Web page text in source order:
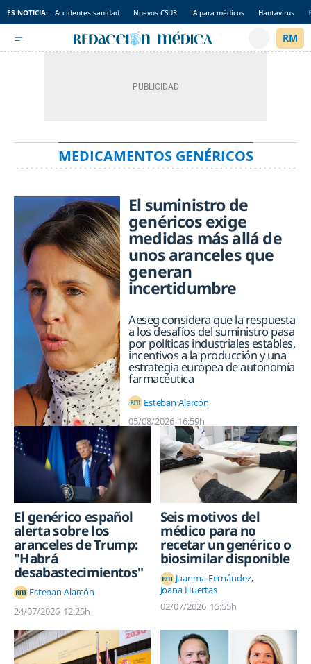
ES NOTICIA: Accidentes sanidad Nuevos CSUR IA para médicos Hantavirus
MEDICAMENTOS GENÉRICOS
El suministro de
genéricos exige
medidas más allá de
unos aranceles que
generan
incertidumbre
Aeseg considera que la respuesta
a los desafíos del suministro pasa
por políticas industriales estables,
incentivos a la producción y una
estrategia europea de autonomía
farmacéutica
Esteban Alarcón
05/08/2026 16:59h
El genérico español
alerta sobre los
aranceles de Trump:
"Habrá
desabastecimientos"
Esteban Alarcón
24/07/2026 12:25h
Seis motivos del
médico para no
recetar un genérico o
biosimilar disponible
Juanma Fernández
Joana Huertas
02/07/2026 15:55h